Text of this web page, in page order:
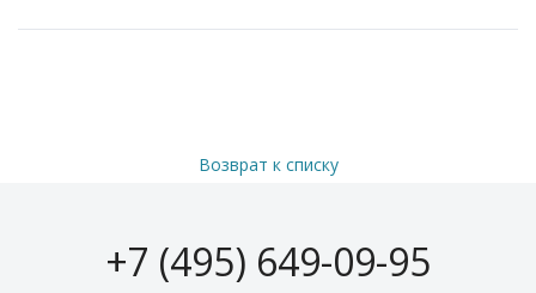
Возврат к списку
+7 (495) 649-09-95